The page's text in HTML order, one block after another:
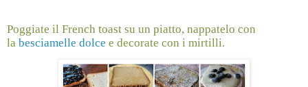
Poggiate il French toast su un piatto, nappatelo con
la besciamelle dolce e decorate con i mirtilli.